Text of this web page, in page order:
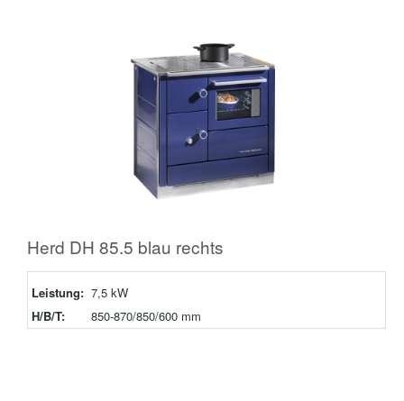
Herd DH 85.5 blau rechts
Leistung: 7,5 kW
H/B/T:
850-870/850/600 mm